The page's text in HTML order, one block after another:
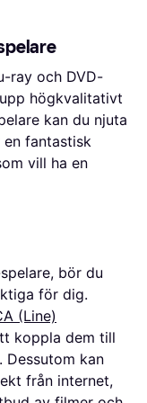
ray och DVD-
högkvalitativt
kan du njuta
fantastisk
vill ha en
bör du
för dig.
(Line)
koppla dem till
Dessutom kan
från internet,